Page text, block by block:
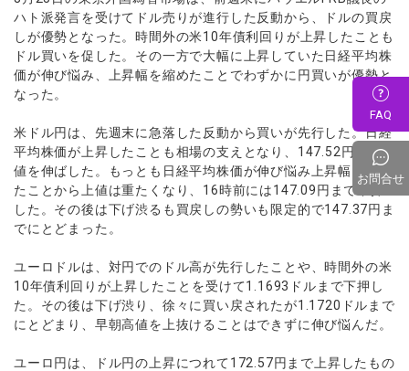
ハト派発言を受けてドル売りが進行した反動から、ドルの買戻
しが優勢となった。時間外の米10年債利回りが上昇したことも
ドル買いを促した。その一方で大幅に上昇していた日経平均株
価が伸び悩み、上昇幅を縮めたことでわずかに円買いが優勢と
なった。
米ドル円は、先週末に急落した反動から買いが先行した。日経
平均株価が上昇したことも相場の支えとなり、147.52円まで上
値を伸ばした。もっとも日経平均株価が伸び悩み上昇幅を縮め
たことから上値は重たくなり、16時前には147.09円まで下押
した。その後は下げ渋るも買戻しの勢いも限定的で147.37円ま
でにとどまった。
ユーロドルは、対円でのドル高が先行したことや、時間外の米
10年債利回りが上昇したことを受けて1.1693ドルまで下押し
た。その後は下げ渋り、徐々に買い戻されたが1.1720ドルまで
にとどまり、早朝高値を上抜けることはできずに伸び悩んだ。
ユーロ円は、ドル円の上昇につれて172.57円まで上昇したもの
FAQ
お問合せ